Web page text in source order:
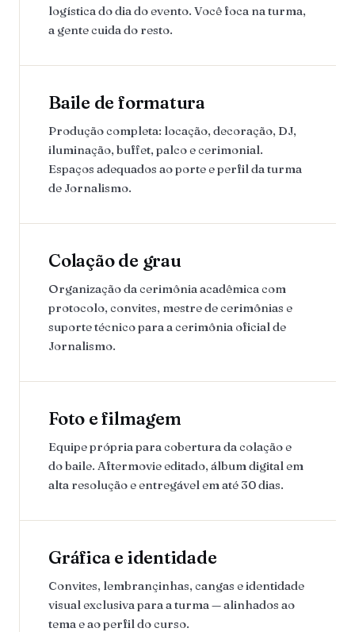
logística do dia do evento. Você foca na turma,
a gente cuida do resto.
Baile de formatura
Produção completa: locação, decoração, DJ,
iluminação, buffet, palco e cerimonial.
Espaços adequados ao porte e perfil da turma
de Jornalismo.
Colação de grau
Organização da cerimônia acadêmica com
protocolo, convites, mestre de cerimônias e
suporte técnico para a cerimônia oficial de
Jornalismo.
Foto e filmagem
Equipe própria para cobertura da colação e
do baile. Aftermovie editado, álbum digital em
alta resolução e entregável em até 30 dias.
Gráfica e identidade
Convites, lembrançinhas, cangas e identidade
visual exclusiva para a turma — alinhados ao
tema e ao perfil do curso.